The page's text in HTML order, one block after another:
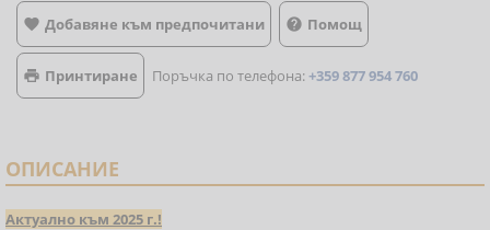
 Добавяне към предпочитани  Помощ
 Принтиране Поръчка по телефона:+359 877 954 760
ОПИСАНИЕ
Актуално към 2025 г.!